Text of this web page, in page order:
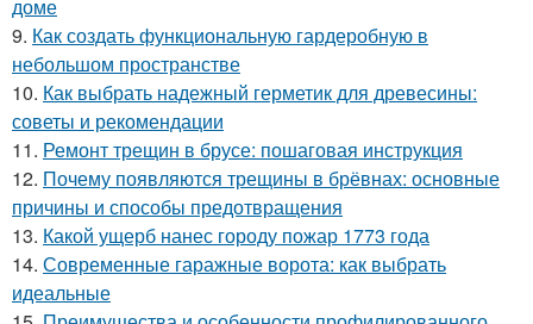
доме
9. Как создать функциональную гардеробную в
небольшом пространстве
10. Как выбрать надежный герметик для древесины:
советы и рекомендации
11. Ремонт трещин в брусе: пошаговая инструкция
12. Почему появляются трещины в брёвнах: основные
причины и способы предотвращения
13. Какой ущерб нанес городу пожар 1773 года
14. Современные гаражные ворота: как выбрать
идеальные